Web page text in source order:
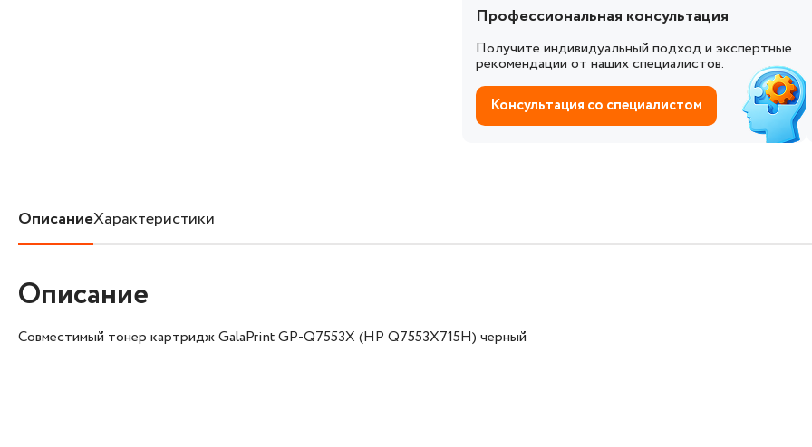
Профессиональная консультация
Получите индивидуальный подход и экспертные
рекомендации от наших специалистов.
Консультация со специалистом
ОписаниеХарактеристики
Описание
Совместимый тонер картридж GalaPrint GP-Q7553X (HP Q7553X715H) черный